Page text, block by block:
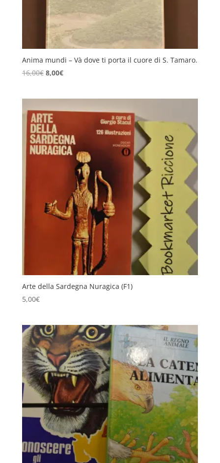
Anima mundi – Và dove ti porta il cuore di S. Tamaro.
16,00€ Il
16,00€.
8,00€Il
Arte della Sardegna Nuragica (F1)
5,00€